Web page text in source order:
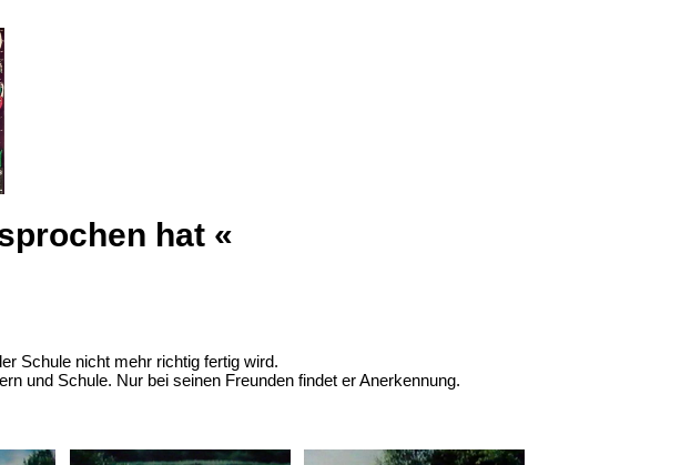
hat «
Schule nicht mehr richtig fertig wird.
und Schule. Nur bei seinen Freunden findet er Anerkennung.